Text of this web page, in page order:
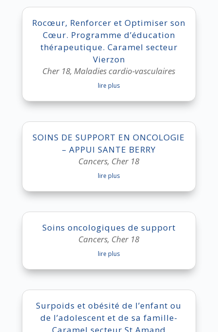
Rocœur, Renforcer et Optimiser son
Cœur. Programme d’éducation
thérapeutique. Caramel secteur
Vierzon
Cher 18,Maladies cardio-vasculaires
lire plus
SOINS DE SUPPORT EN ONCOLOGIE
– APPUI SANTE BERRY
Cancers, Cher 18
lire plus
Soins oncologiques de support
Cancers, Cher 18
lire plus
Surpoids et obésité de l’enfant ou
de l’adolescent et de sa famille-